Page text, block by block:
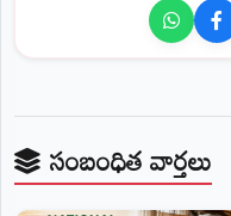
సంబంధిత వార్తలు